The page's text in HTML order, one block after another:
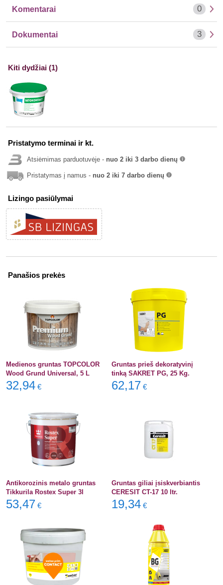
Komentarai 0
Dokumentai 3
Kiti dydžiai (1)
Pristatymo terminai ir kt.
Atsiėmimas parduotuvėje - nuo 2 iki 3 darbo dienų
Pristatymas į namus - nuo 2 iki 7 darbo dienų
Lizingo pasiūlymai
Panašios prekės
Medienos gruntas TOPCOLOR
Wood Grund Universal, 5 L
32,94 €
Gruntas prieš dekoratyvinį
tinką SAKRET PG, 25 Kg.
62,17 €
Antikorozinis metalo gruntas
Tikkurila Rostex Super 3l
53,47 €
Gruntas giliai įsiskverbiantis
CERESIT CT-17 10 ltr.
19,34 €